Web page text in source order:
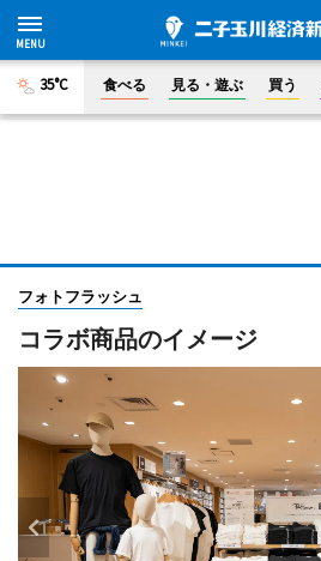
35°C 食べる 見る・遊ぶ 買う
フォトフラッシュ
コラボ商品のイメージ